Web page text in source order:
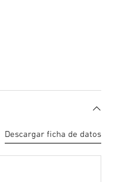
Descargar ficha de datos